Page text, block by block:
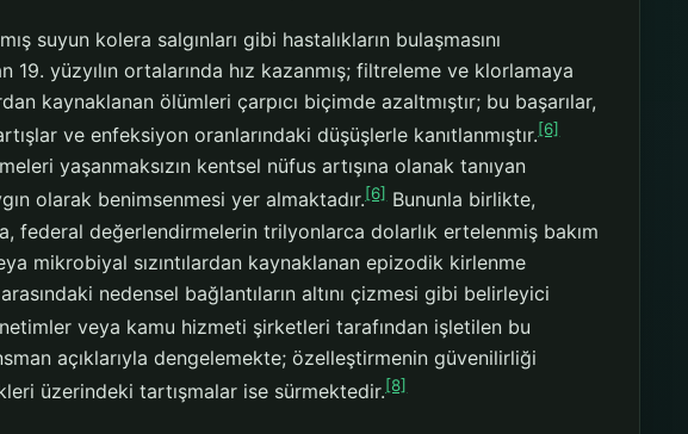
suyun kolera salgınları gibi hastalıkların bulaşmasını
19. yüzyılın ortalarında hız kazanmış; filtreleme ve klorlamaya
kaynaklanan ölümleri çarpıcı biçimde azaltmıştır; bu başarılar,
ve enfeksiyon oranlarındaki düşüşlerle kanıtlanmıştır.[6]
yaşanmaksızın kentsel nüfus artışına olanak tanıyan
olarak benimsenmesi yer almaktadır.[6] Bununla birlikte,
federal değerlendirmelerin trilyonlarca dolarlık ertelenmiş bakım
mikrobiyal sızıntılardan kaynaklanan epizodik kirlenme
nedensel bağlantıların altını çizmesi gibi belirleyici
veya kamu hizmeti şirketleri tarafından işletilen bu
açıklarıyla dengelemekte; özelleştirmenin güvenilirliği
üzerindeki tartışmalar ise sürmektedir.[8]